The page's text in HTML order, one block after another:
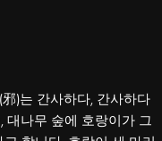
)는 간사하다, 간사하다
대나무 숲에 호랑이가 그